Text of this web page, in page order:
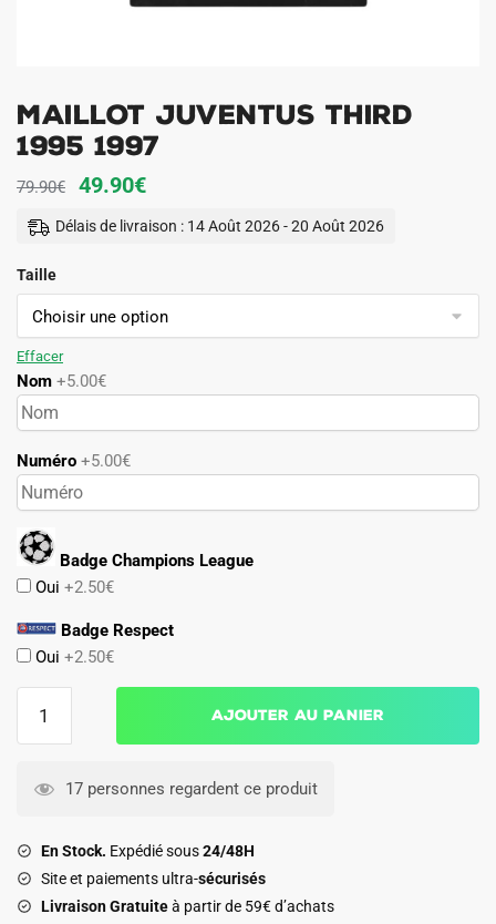
Maillot Juventus Third
1995 1997
79.90€
Le
prix
79.90€.
49.90€Le
prix
49.90€.
Délais de livraison : 14 Août 2026 - 20 Août 2026
Taille
Effacer
Nom +5.00€
Numéro +5.00€
Badge Champions League
Oui +2.50€
Badge Respect
Oui +2.50€
Juventus
1997
Ajouter au panier
17 personnes regardent ce produit
En Stock. Expédié sous24/48H
Site et paiements ultra-sécurisés
Livraison Gratuiteà partir de 59€ d’achats